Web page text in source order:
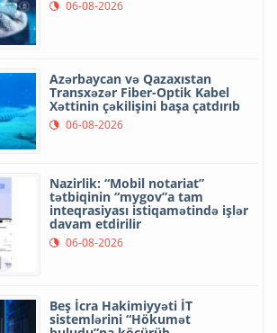
06-08-2026
Azərbaycan və Qazaxıstan
Transxəzər Fiber-Optik Kabel
Xəttinin çəkilişini başa çatdırıb
06-08-2026
Nazirlik: “Mobil notariat”
tətbiqinin “mygov”a tam
inteqrasiyası istiqamətində işlər
davam etdirilir
06-08-2026
Beş İcra Hakimiyyəti İT
sistemlərini “Hökumət